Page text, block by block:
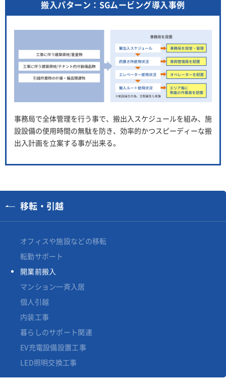
搬入パターン：SGムービング導入事例
事務局で全体管理を行う事で、搬出入スケジュールを組み、施
設設備の使用時間の無駄を防き、 効率的かつスピーディーな搬
出入計画を立案する事が出来る。
移転・引越
オフィスや施設などの移転
転勤サポート
開業前搬入
マンション一斉入居
個人引越
内装工事
暮らしのサポート関連
EV充電設備設置工事
LED照明交換工事